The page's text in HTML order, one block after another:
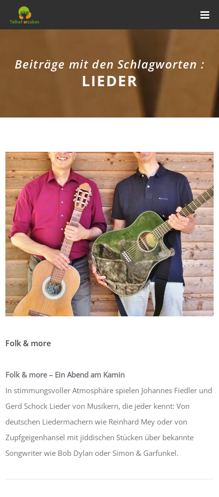
Beiträge mit den Schlagworten :
LIEDER
Folk & more
Folk & more – Ein Abend am Kamin
In stimmungsvoller Atmosphäre spielen Johannes Fiedler und
Gerd Schock Lieder von Musikern, die jeder kennt: Von
deutschen Liedermachern wie Reinhard Mey oder von
Zupfgeigenhansel mit jiddischen Stücken über bekannte
Songwriter wie Bob Dylan oder Simon & Garfunkel.